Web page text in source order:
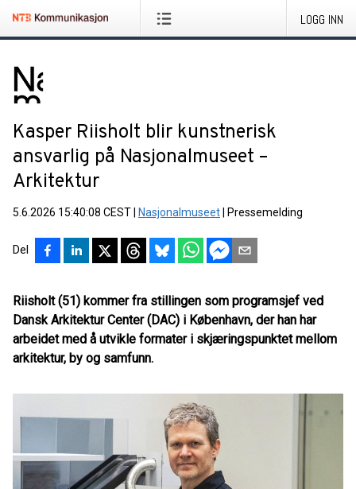
LOGG INN
Kasper Riisholt blir kunstnerisk
ansvarlig på Nasjonalmuseet –
Arkitektur
5.6.2026 15:40:08 CEST Nasjonalmuseet Pressemelding
Del
Riisholt (51) kommer fra stillingen som programsjef ved
Dansk Arkitektur Center (DAC) i København, der han har
arbeidet med å utvikle formater i skjæringspunktet mellom
arkitektur, by og samfunn.